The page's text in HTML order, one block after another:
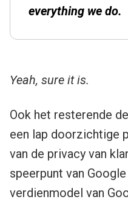
everything we do.
Yeah, sure it is.
Ook het resterende
een lap doorzichtige
van de privacy van
speerpunt van
verdienmodel van